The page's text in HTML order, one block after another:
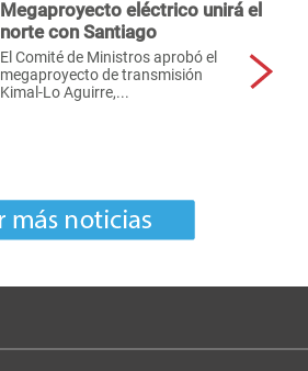
Megaproyecto eléctrico unirá el
norte con Santiago
El Comité de Ministros aprobó el
megaproyecto de transmisión
Kimal-Lo Aguirre,...